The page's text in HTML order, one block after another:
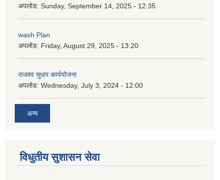
अपलोड: Sunday, September 14, 2025 - 12:35
wash Plan
अपलोड: Friday, August 29, 2025 - 13:20
राजश्व सुधार कार्ययोजना
अपलोड: Wednesday, July 3, 2024 - 12:00
अन्य
विधुतीय सुशासन सेवा